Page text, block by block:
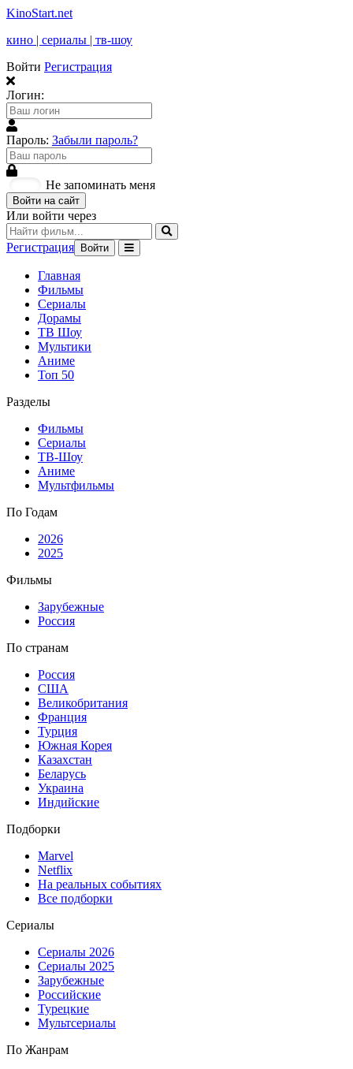
KinoStart.net
кино | сериалы | тв-шоу
Войти Регистрация
Логин:
Пароль: Забыли пароль?
Не запоминать меня
Войти на сайт
Или войти через
Регистрация Войти
Главная
Фильмы
Сериалы
Дорамы
ТВ Шоу
Мультики
Аниме
Топ 50
Разделы
Фильмы
Сериалы
ТВ-Шоу
Аниме
Мультфильмы
По Годам
2026
2025
Фильмы
Зарубежные
Россия
По странам
Россия
США
Великобритания
Франция
Турция
Южная Корея
Казахстан
Беларусь
Украина
Индийские
Подборки
Marvel
Netflix
На реальных событиях
Все подборки
Сериалы
Сериалы 2026
Сериалы 2025
Зарубежные
Российские
Турецкие
Мультсериалы
По Жанрам